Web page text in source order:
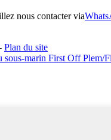
nous contacter via
Plan du site
sous-marin First Off Plem/